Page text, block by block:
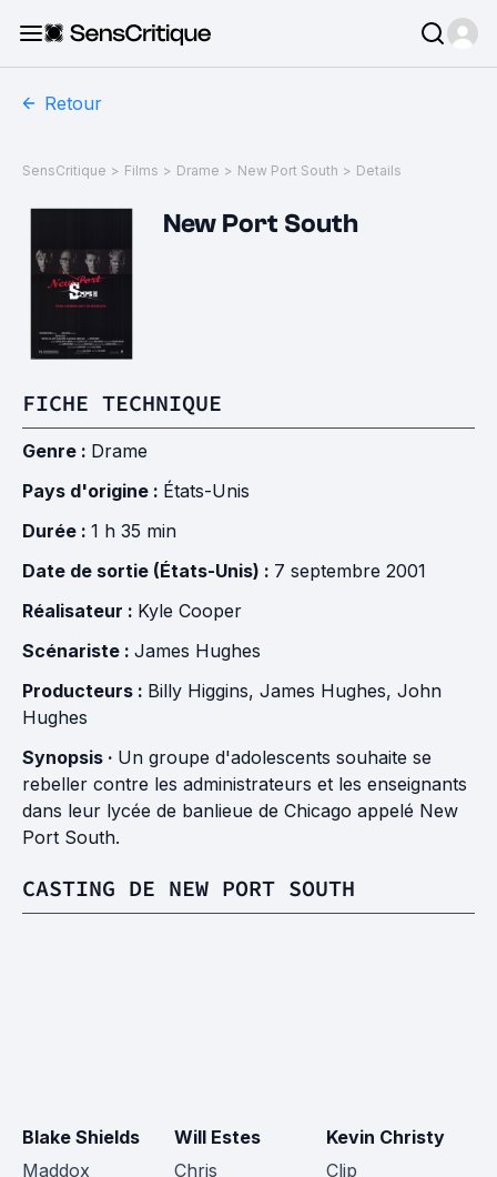
Retour
SensCritique > Films > Drame > New Port South > Details
New Port South
FICHE TECHNIQUE
Genre : Drame
Pays d'origine : États-Unis
Durée : 1 h 35 min
Date de sortie (États-Unis) : 7 septembre 2001
Réalisateur : Kyle Cooper
Scénariste : James Hughes
Producteurs : Billy Higgins, James Hughes, John
Hughes
Synopsis · Un groupe d'adolescents souhaite se
rebeller contre les administrateurs et les enseignants
dans leur lycée de banlieue de Chicago appelé New
Port South.
CASTING DE NEW PORT SOUTH
Blake Shields
Maddox
Will Estes
Chris
Kevin Christy
Clip